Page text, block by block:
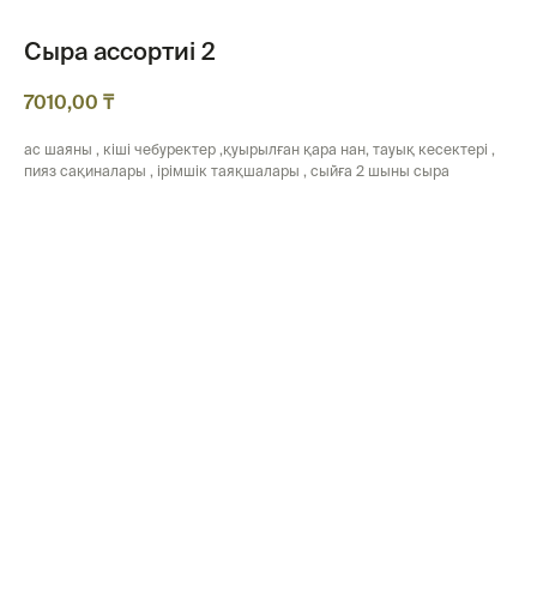
Сыра ассортиі 2
7010,00 ₸
ас шаяны , кіші чебуректер ,қуырылған қара нан, тауық кесектері ,
пияз сақиналары , ірімшік таяқшалары , сыйға 2 шыны сыра